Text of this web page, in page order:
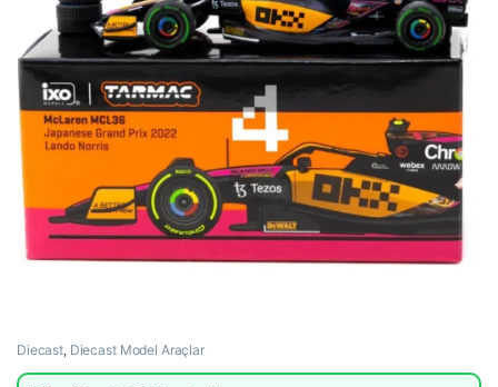
Diecast, Diecast Model Araçlar